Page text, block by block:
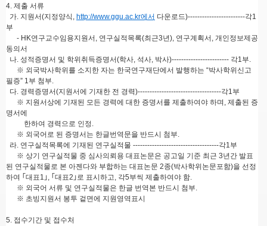
4. 제출 서류
가. 지원서(지정양식, http://www.ggu.ac.kr에서 다운로드)------------------------각1
부
- HK연구교수임용지원서, 연구실적목록(최근3년), 연구계획서, 개인정보제공
동의서
나. 성적증명서 및 학위취득증명서(학사, 석사, 박사)------------------------ 각1부.
※ 외국박사학위를 소지한 자는 한국연구재단에서 발행하는 “박사학위신고
필증” 1부 첨부.
다. 경력증명서(지원서에 기재한 전 경력)-----------------------------------각1부
※ 지원서상에 기재된 모든 경력에 대한 증명서를 제출하여야 하며, 제출된 증
명서에
한하여 경력으로 인정.
※ 외국어로 된 증명서는 한글번역문을 반드시 첨부.
라. 연구실적목록에 기재된 연구실적물 ------------------------------------각1부
※ 상기 연구실적물 중 심사의뢰용 대표논문은 공고일 기준 최근 3년간 발표
된 연구실적물로 본 아젠다와 부합하는 대표논문 2종(박사학위논문포함)을 선정
하여 ｢대표1｣, ｢대표2｣로 표시하고, 각5부씩 제출하여야 함.
※ 외국어 서류 및 연구실적물은 한글 번역본 반드시 첨부.
※ 초빙지원서 봉투 겉면에 지원영역표시
5. 접수기간 및 접수처